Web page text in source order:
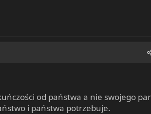
od państwa a nie swojego
i państwa potrzebuje.